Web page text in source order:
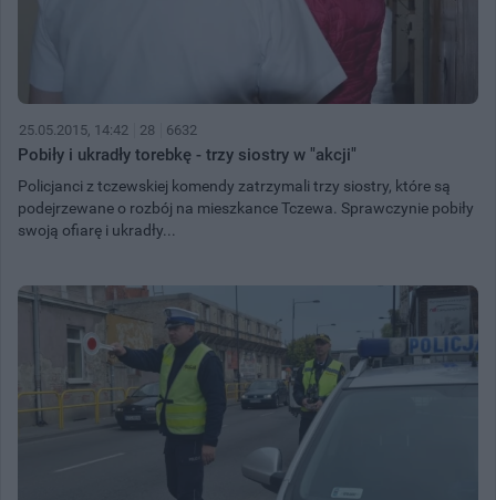
25.05.2015, 14:42 28 6632
Pobiły i ukradły torebkę - trzy siostry w "akcji"
Policjanci z tczewskiej komendy zatrzymali trzy siostry, które są
podejrzewane o rozbój na mieszkance Tczewa. Sprawczynie pobiły
swoją ofiarę i ukradły...